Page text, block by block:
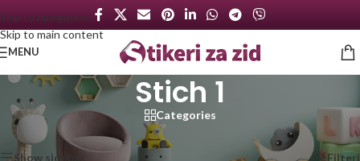
Skip to navigation
Skip to main content
MENU
Stich 1
Categories
Početna
Proizvod označen „Stich 1“ Prikazan jedan rezultat
Show sidebar Filteri